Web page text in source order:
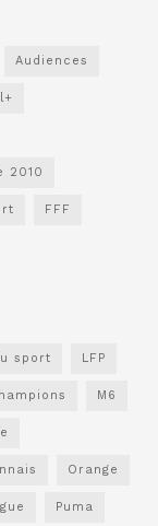
Audiences
2010
FFF
sport LFP
M6
Orange
Puma